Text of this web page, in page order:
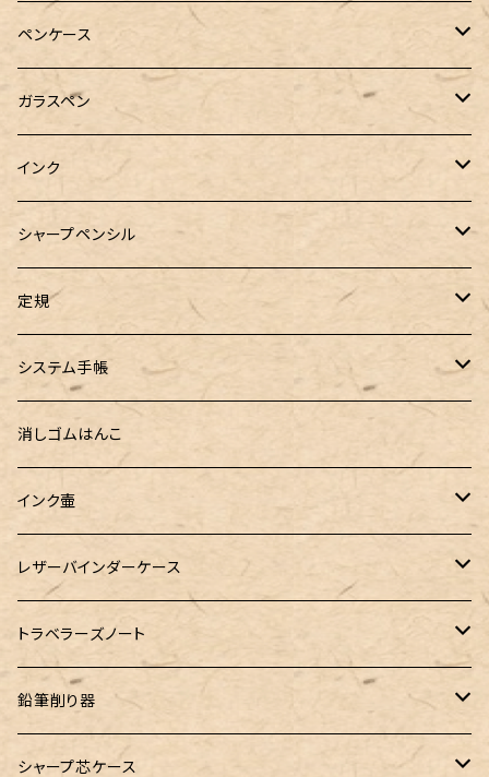
PILOT（パイロット）
万年筆用コンバーター
SAILOR（セーラー）
PLATINUM（プラチナ）
BENU（ベヌー）
PARKER（パーカー）
Kaweco（カヴェコ）
AURORA（アウロラ）
LAMY（ラミー）
フェリスホイールプレス
大西製作所
染色カクノ
TWSBI（ツイスビー）
オリジナルボールペン
Pelikan（ペリカン）
マルチペン
PILOT（パイロット）
SAILOR（セーラー）
Caran d'Ache（カランダッシュ）
Kaweco（カヴェコ）
富士瘤クラフト
100% Pencillest 真鍮ペン
フェリスホイールプレス
BENJA メノルカペン
Fisher（フィッシャー）
HUGO BOSS（ヒューゴボス）
ペンケース
バハギア & クラフト
ラウンドジップペンケース
ロールペンケース
ラウンドジップペンケース 10本挿し
&Liebe(アンドリーベ)
シーカンパニー
LOONLOON（ルンルン）
ラダイト
PARLEY (パーリィー)
ガルフストリーム
NAGASAWA（ナガサワ）
PILOT（パイロット）
アシュフォード
スリップオン
ガラスペン
工芸装置
ペンネジューク オリジナル（予約品）
ペンネジューク オリジナル（在庫品）
指だけで書けるガラスペン（予約品）
書籍
佐瀬工業所
リュリュ
セキセイ
寺西化学工業
ガラス工房 LUC
ガラス工房 SAYORI
GLASS STUDIO しなぷす
アトリグラス
インク
オリジナルインク
Tono&Lims
インクガチャ
セーラー万年筆
100色インク工房
ゆらめくink
PILOT
色彩雫
フェリスホイールプレス
10mlインク
20mlインク
38mlインク
Pelican
インクガチャ
PLATINUM（プラチナ）
シャープペンシル
富士瘤クラフト
こぶた工房
Steef&Co. (スティーフ)
ST Draft 短軸
ST Draft 全軸
DM-1
マーベラスウッド
バディ
マーベラスシャープ
トライカラーボールペン
バディ【Mark II(マークツー)】
カヴェコ
カランダッシュ
ロットリング
プラチナ
定規
Ystudio（ワイスタジオ）
ミドリカンパニー
ラダイト
Ruk (ルカ)
LOGステーショナリー
システム手帳
プロッター
ミニ5サイズ
ミニ6サイズ
バイブルサイズ
ダヴィンチ ロロマクラシック
ファイロファックス
アシュフォード
消しゴムはんこ
インク壷
白石ガラス工房
フェリスホイールプレス
レザーバインダーケース
PLOTTER
トラベラーズノート
スターターキット
リフィル・カスタマイズパーツ
鉛筆削り器
コヒノール
シャープ芯ケース